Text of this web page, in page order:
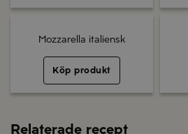
Mozzarella italiensk
Köp produkt
Relaterade recept